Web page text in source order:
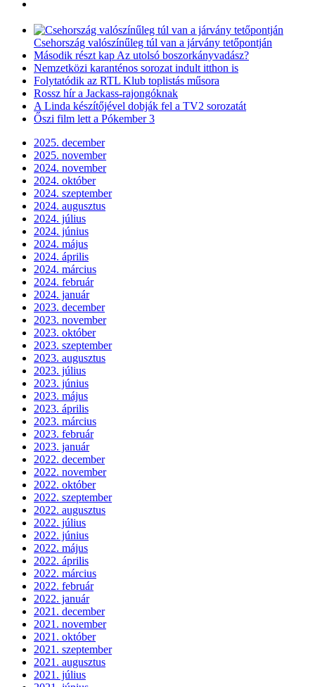
Csehország valószínűleg túl van a járvány tetőpontján
Második részt kap Az utolsó boszorkányvadász?
Nemzetközi karanténos sorozat indult itthon is
Folytatódik az RTL Klub toplistás műsora
Rossz hír a Jackass-rajongóknak
A Linda készítőjével dobják fel a TV2 sorozatát
Őszi film lett a Pókember 3
2025. december
2025. november
2024. november
2024. október
2024. szeptember
2024. augusztus
2024. július
2024. június
2024. május
2024. április
2024. március
2024. február
2024. január
2023. december
2023. november
2023. október
2023. szeptember
2023. augusztus
2023. július
2023. június
2023. május
2023. április
2023. március
2023. február
2023. január
2022. december
2022. november
2022. október
2022. szeptember
2022. augusztus
2022. július
2022. június
2022. május
2022. április
2022. március
2022. február
2022. január
2021. december
2021. november
2021. október
2021. szeptember
2021. augusztus
2021. július